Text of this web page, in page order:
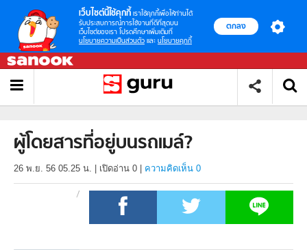
เว็บไซต์นี้ใช้คุกกี้ เราใช้คุกกี้เพื่อให้ท่านได้
รับประสบการณ์การใช้งานที่ดีที่สุดบน
เว็บไซต์ของเรา โปรดศึกษาเพิ่มเติมที่
นโยบายความเป็นส่วนตัว และ นโยบายคุกกี้
ตกลง
ผู้โดยสารที่อยู่บนรถเมล์?
26 พ.ย. 56 05.25 น. เปิดอ่าน 0 ความคิดเห็น 0